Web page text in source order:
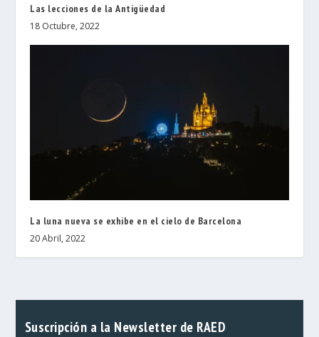
Las lecciones de la Antigüedad
18 Octubre, 2022
La luna nueva se exhibe en el cielo de Barcelona
20 Abril, 2022
Suscripción a la Newsletter de RAED